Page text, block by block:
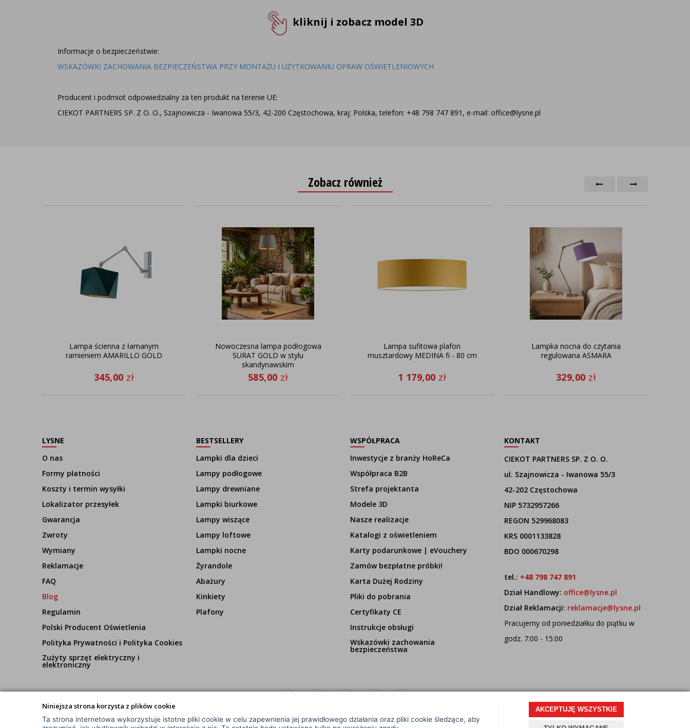
Niniejsza strona korzysta z plików cookie
Ta strona internetowa wykorzystuje istotne pliki cookie w celu zapewnienia jej prawidłowego działania oraz pliki cookie śledzące, aby
AKCEPTUJĘ WSZYSTKIE
kliknij i zobacz model 3D
Informacje o bezpieczeństwie:
WSKAZÓWKI ZACHOWANIA BEZPIECZEŃSTWA PRZY MONTAŻU I UŻYTKOWANIU OPRAW OŚWIETLENIOWYCH
Producent i podmiot odpowiedzialny za ten produkt na terenie UE:
CIEKOT PARTNERS SP. Z O. O., Szajnowicza - Iwanowa 55/3, 42-200 Częstochowa, kraj: Polska, telefon: +48 798 747 891, e-mail: office@lysne.pl
Zobacz również
Lampa ścienna z łamanym
ramieniem AMARILLO GOLD
345,00 zł
Nowoczesna lampa podłogowa
SURAT GOLD w stylu
skandynawskim
585,00 zł
Lampa sufitowa plafon
musztardowy MEDINA fi - 80 cm
1 179,00 zł
Lampka nocna do czytania
regulowana ASMARA
329,00 zł
LYSNE
O nas
Formy płatności
Koszty i termin wysyłki
Lokalizator przesyłek
Gwarancja
Zwroty
Wymiany
Reklamacje
FAQ
Blog
Regulamin
Polski Producent Oświetlenia
Polityka Prywatności i Polityka Cookies
Zużyty sprzęt elektryczny i
elektroniczny
BESTSELLERY
Lampki dla dzieci
Lampy podłogowe
Lampy drewniane
Lampki biurkowe
Lampy wiszące
Lampy loftowe
Lampki nocne
Żyrandole
Abażury
Kinkiety
Plafony
WSPÓŁPRACA
Inwestycje z branży HoReCa
Współpraca B2B
Strefa projektanta
Modele 3D
Nasze realizacje
Katalogi z oświetleniem
Karty podarunkowe | eVouchery
Zamów bezpłatne próbki!
Karta Dużej Rodziny
Pliki do pobrania
Certyfikaty CE
Instrukcje obsługi
Wskazówki zachowania
bezpieczeństwa
KONTAKT
CIEKOT PARTNERS SP. Z O. O.
ul. Szajnowicza - Iwanowa 55/3
42-202 Częstochowa
NIP 5732957266
REGON 529968083
KRS 0001133828
BDO 000670298
tel.: +48 798 747 891
Dział Handlowy: office@lysne.pl
Dział Reklamacji: reklamacje@lysne.pl
Pracujemy od poniedziałku do piątku w
godz. 7:00 - 15:00
© Wszelkie Prawa Zastrzeżone